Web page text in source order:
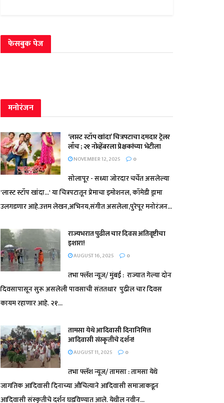
फेसबुक पेज
मनोरंजन
‘लास्ट स्टॉप खांदा’ चित्रपटाचा दमदार ट्रेलर
लाँच ; २१ नोव्हेंबरला प्रेक्षकांच्या भेटीला
NOVEMBER 12, 2025 0
सोलापूर - सध्या जोरदार चर्चेत असलेल्या
'लास्ट स्टॉप खांदा...' या चित्रपटातून प्रेमाचा इमोशनल, कॉमेडी ड्रामा
उलगडणार आहे.उत्तम लेखन,अभिनय,संगीत असलेला,पुरेपूर मनोरंजन...
राज्यभरात पुढील चार दिवस अतिवृष्टीचा
इशारा!
AUGUST 16, 2025 0
तभा फ्लॅश न्यूज/ मुंबई : राज्यात गेल्या दोन
दिवसापासून सुरू असलेली पावसाची संततधार पुढील चार दिवस
कायम रहाणार आहे. २१...
तामसा येथे आदिवासी दिनानिमित्त
आदिवासी संस्कृतीचे दर्शन!
AUGUST 11, 2025 0
तभा फ्लॅश न्यूज/ तामसा : तामसा येथे
जागतिक आदिवासी दिनाच्या औचित्याने आदिवासी समाजाकडून
आदिवासी संस्कृतीचे दर्शन घडविण्यात आले. येथील नवीन...